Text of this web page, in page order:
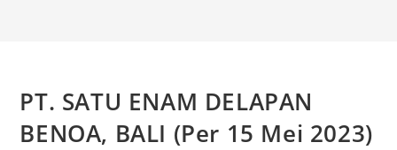
PT. SATU ENAM DELAPAN
BENOA, BALI (Per 15 Mei 2023)